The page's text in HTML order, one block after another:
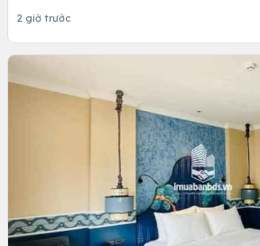
2 giờ trước